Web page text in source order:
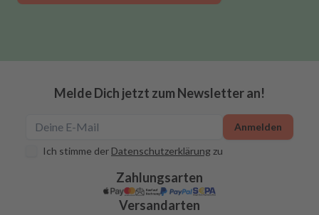
Melde Dich jetzt zum Newsletter an!
Ich stimme der Datenschutzerklärung zu
Anmelden
Zahlungsarten
Versandarten